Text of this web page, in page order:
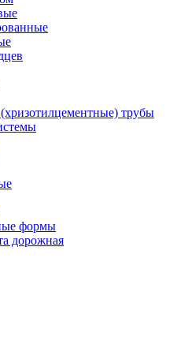
трубы
формы
дорожная